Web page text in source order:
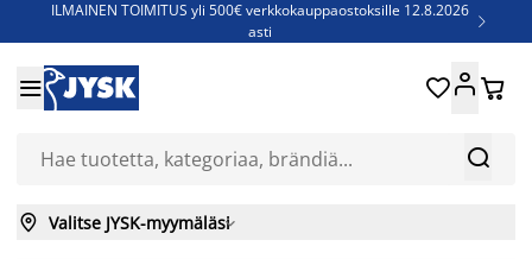
ILMAINEN TOIMITUS yli 500€ verkkokauppaostoksille 12.8.2026
asti

Jenkkisänkyjä - Säästä jopa 60%


 
 Valitse JYSK-myymäläsi